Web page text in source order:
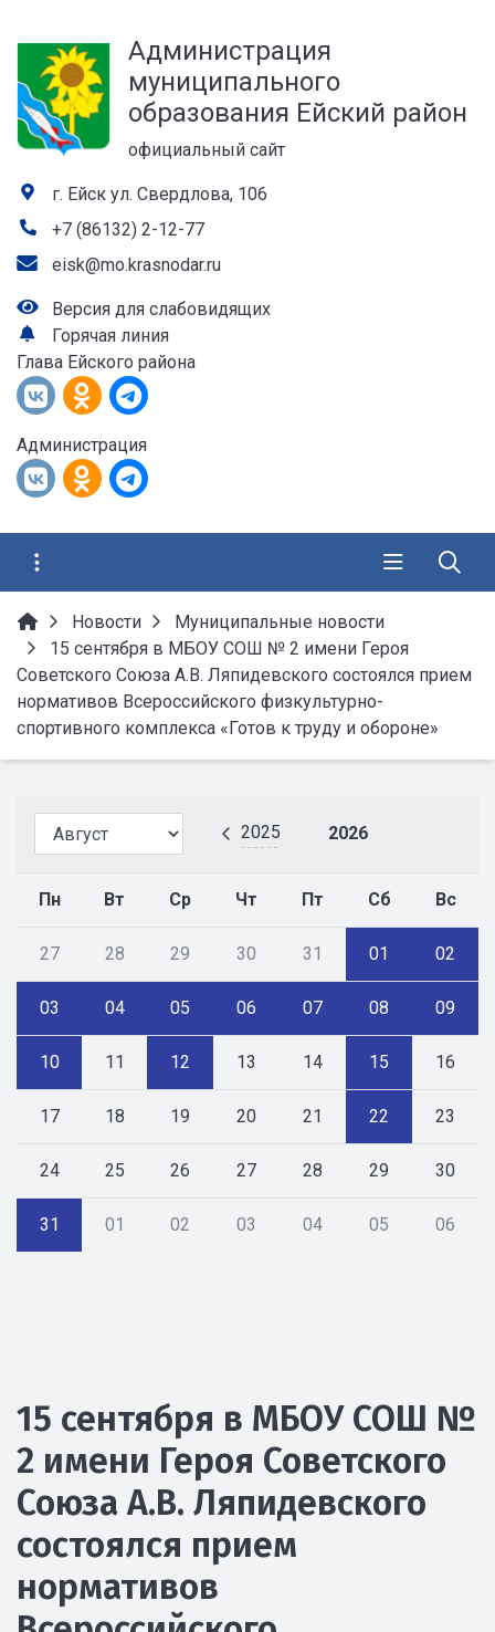
Администрация
муниципального
образования Ейский район
официальный сайт
г. Ейск ул. Свердлова, 106
+7 (86132) 2-12-77
eisk@mo.krasnodar.ru
Версия для слабовидящих
Горячая линия
Глава Ейского района
Администрация
Новости
Муниципальные новости
15 сентября в МБОУ СОШ № 2 имени Героя
Советского Союза А.В. Ляпидевского состоялся прием
нормативов Всероссийского физкультурно-
спортивного комплекса «Готов к труду и обороне»
2025 2026
Пн Вт Ср Чт Пт Сб Вс
27 28 29 30 31 01 02
03 04 05 06 07 08 09
10 11 12 13 14 15 16
17 18 19 20 21 22 23
24 25 26 27 28 29 30
31 01 02 03 04 05 06
15 сентября в МБОУ СОШ №
2 имени Героя Советского
Союза А.В. Ляпидевского
состоялся прием
нормативов